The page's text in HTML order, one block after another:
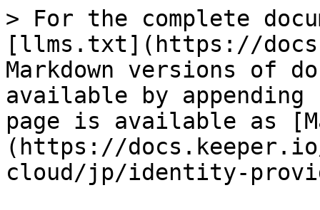
> For the complete
[llms.txt](https://
Markdown versions of
available by
page is available as
(https://
cloud/jp/identity-